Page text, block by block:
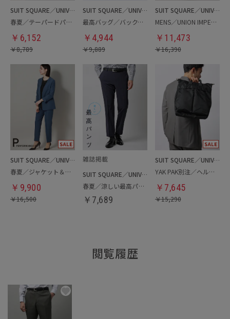
SUIT SQUARE／UNIVERSAL LANGUAGE
春夏／テーパードパンツ
￥ 6,152
￥8,789
SUIT SQUARE／UNIVERSAL LANGUAGE
最高バッグ／バックパック
￥ 4,944
￥9,889
SUIT SQUARE／UNIVERSAL LANGUAGE
MENS／UNION IMPERIAL監修／コインローファー
￥ 11,473
￥16,390
SUIT SQUARE／UNIVERSAL LANGUAGE／WHITE
春夏／ジャケット＆パンツセットアップ／洗濯ネット付き
￥ 9,900
￥16,500
SUIT SQUARE／UNIVERSAL LANGUAGE
春夏／涼しい最高パンツ
￥ 7,689
SUIT SQUARE／UNIVERSAL LANGUAGE
YAK PAK別注／ヘルメットバッグ
￥ 7,645
￥15,290
閲覧履歴